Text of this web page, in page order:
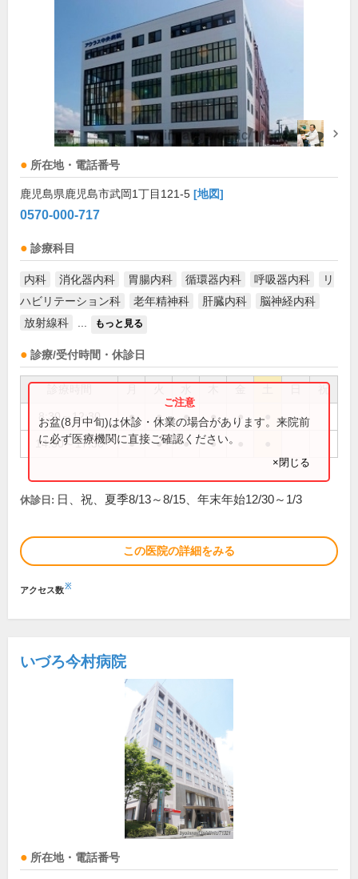
所在地・電話番号
鹿児島県鹿児島市武岡1丁目121-5 [地図]
0570-000-717
診療科目
内科 消化器内科 胃腸内科 循環器内科 呼吸器内科
リ
ハビリテーション科
老年精神科 肝臓内科
脳神経内科
放射線科
もっと見る
診療/受付時間・休診日
祝
8:30～12:30 ● ● ● ● ●
14:30～17:30 ● ● ● ●
お盆(8月中旬)は休診・休業の場合があります。来院前
に必ず医療機関に直接ご確認ください。
×閉じる
休診日: 日、祝、夏季8/13～8/15、年末年始12/30～1/3
この医院の詳細をみる
アクセス数※
いづろ今村病院
所在地・電話番号